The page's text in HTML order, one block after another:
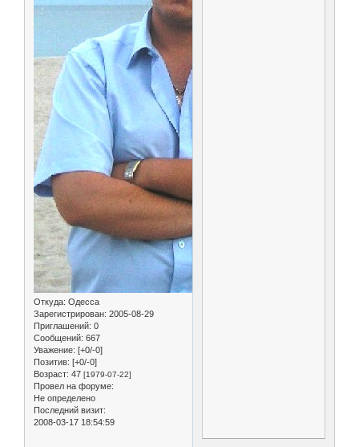
Откуда: Одесса
Зарегистрирован: 2005-08-29
Приглашений: 0
Сообщений: 667
Уважение: [+0/-0]
Позитив: [+0/-0]
Возраст: 47 [1979-07-22]
Провел на форуме:
Не определено
Последний визит:
2008-03-17 18:54:59